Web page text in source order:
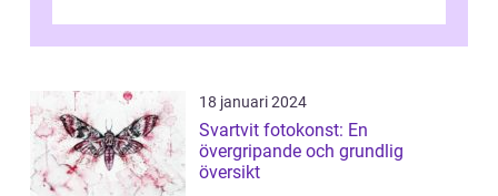
rea...
18 januari 2024
Svartvit fotokonst: En
övergripande och grundlig
översikt